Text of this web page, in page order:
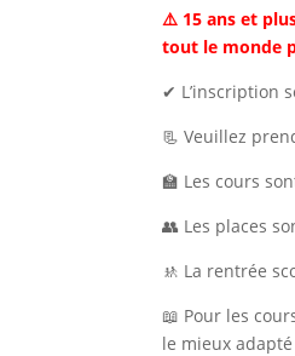
⚠️ 15 ans et
tout le monde
✔ L’inscription
📃 Veuillez
🏫 Les cours
👥 Les places
🚸 La rentrée
📖 Pour les
le mieux